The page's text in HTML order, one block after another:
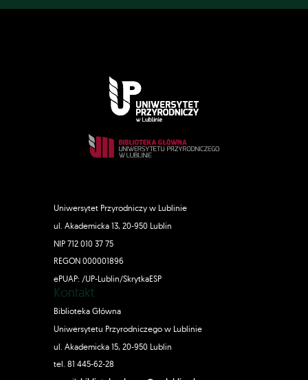
Uniwersytet Przyrodniczy w Lublinie
ul. Akademicka 13, 20-950 Lublin
NIP 712 010 37 75
REGON 000001896
ePUAP: /UP-Lublin/SkrytkaESP
Kontakt
Biblioteka Główna
Uniwersytetu Przyrodniczego w Lublinie
ul. Akademicka 15, 20-950 Lublin
tel. 81 445-62-28